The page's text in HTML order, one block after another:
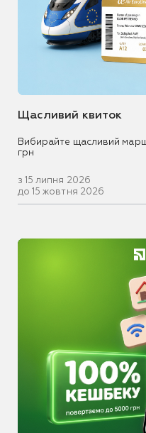
Щасливий квиток
Вибирайте щасливий
грн
з 15 липня 2026
до 15 жовтня 2026